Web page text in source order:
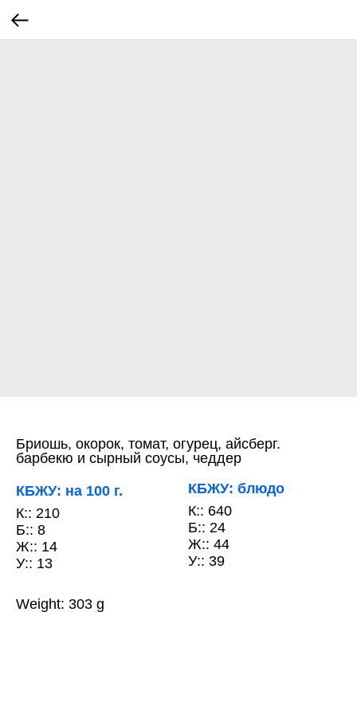
Бриошь, окорок, томат, огурец, айсберг.
барбекю и сырный соусы, чеддер
КБЖУ: на 100 г.
К:: 210
Б:: 8
Ж:: 14
У:: 13
КБЖУ: блюдо
К:: 640
Б:: 24
Ж:: 44
У:: 39
Weight: 303 g